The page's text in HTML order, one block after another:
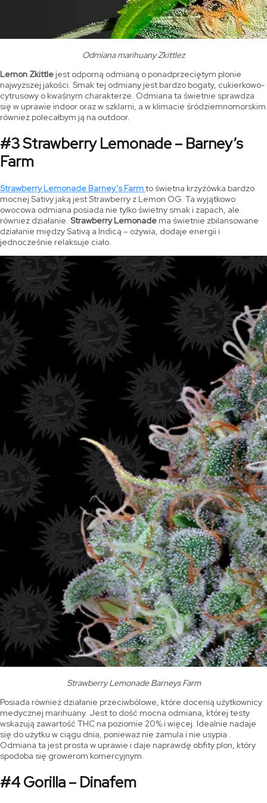
Odmiana marihuany Zkittlez
Lemon Zkittle jest odporną odmianą o ponadprzeciętym plonie
najwyższej jakości. Smak tej odmiany jest bardzo bogaty, cukierkowo-
cytrusowy o kwaśnym charakterze. Odmiana ta świetnie sprawdza
się w uprawie indoor oraz w szklarni, a w klimacie śródziemnomorskim
również polecałbym ją na outdoor.
#3 Strawberry Lemonade – Barney’s
Farm
Strawberry Lemonade Barney’s Farmto świetna krzyżówka bardzo
mocnej Sativy jaką jest Strawberry z Lemon OG. Ta wyjątkowo
owocowa odmiana posiada nie tylko świetny smak i zapach, ale
również działanie. Strawberry Lemonade ma świetnie zbilansowane
działanie między Sativą a Indicą – ożywia, dodaje energii i
jednocześnie relaksuje ciało.
Strawberry Lemonade Barneys Farm
Posiada również działanie przeciwbólowe, które docenią użytkownicy
medycznej marihuany. Jest to dość mocna odmiana, której testy
wskazują zawartość THC na poziomie 20% i więcej. Idealnie nadaje
się do użytku w ciągu dnia, ponieważ nie zamula i nie usypia .
Odmiana ta jest prosta w uprawie i daje naprawdę obfity plon, który
spodoba się growerom komercyjnym.
#4 Gorilla – Dinafem